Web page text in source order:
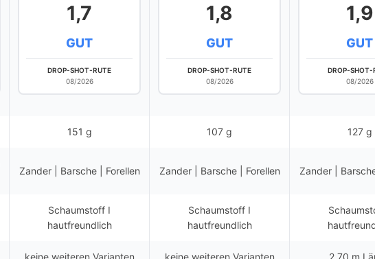
1,7
GUT
DROP-SHOT-RUTE
08/2026
1,8
GUT
DROP-SHOT-RUTE
08/2026
1,9
GUT
DROP-SHOT-
08/2026
151 g 107 g 127 g
Zander | Barsche | Forellen Zander | Barsche | Forellen Zander |
Schaumstoff I
hautfreundlich
Schaumstoff I
hautfreundlich
keine weiteren Varianten keine weiteren Varianten 2,70 m